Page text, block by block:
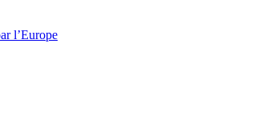
l’Europe